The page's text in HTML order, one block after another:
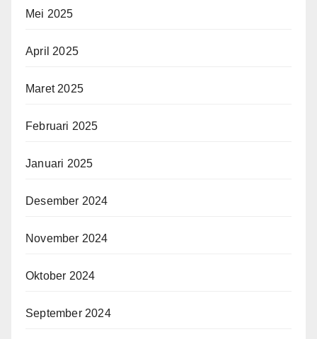
Mei 2025
April 2025
Maret 2025
Februari 2025
Januari 2025
Desember 2024
November 2024
Oktober 2024
September 2024